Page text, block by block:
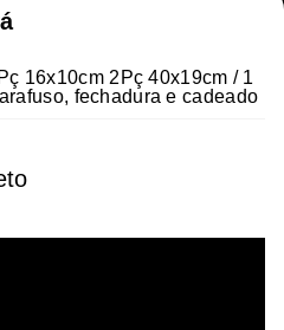
16x10cm 2Pç 40x19cm / 1
fechadura e cadeado